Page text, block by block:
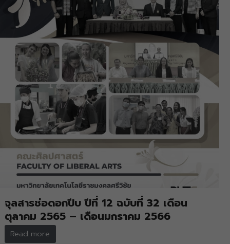
จุลสารช่อดอกปีบ ปีที่ 12 ฉบับที่ 32 เดือน
ตุลาคม 2565 – เดือนมกราคม 2566
Read more